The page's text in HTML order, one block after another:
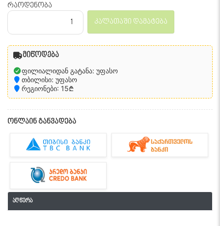
რაოდენობა
კალათაში დამატება
მიწოდება
ფილიალიდან გატანა: უფასო
თბილისი: უფასო
რეგიონები: 15₾
ონლაინ განვადება
აღწერა